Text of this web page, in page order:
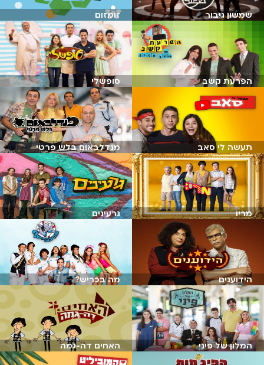
שמשון גיבור זומזום
הפרעת קשב סופשלי
תעשה לי סאב מנדלבאום בלש פרטי
מריו גרעינים
הידוענים מה בכריש?
המלון של פיני האחים דה-גמה